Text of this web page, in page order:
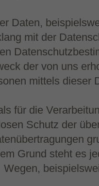
Daten,
mit der
der von uns
mittels
für die
Schutz der
Grund steht es
Wegen,